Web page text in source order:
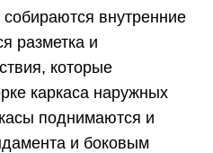
внутренние
разметка и
которые
каркаса наружных
поднимаются и
и боковым